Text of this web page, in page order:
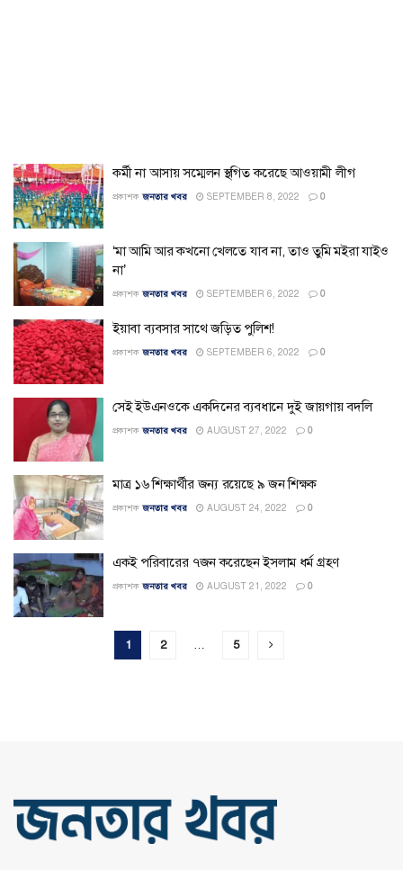
কর্মী না আসায় সম্মেলন স্থগিত করেছে আওয়ামী লীগ
প্রকাশক জনতার খবর SEPTEMBER 8, 2022 0
‘মা আমি আর কখনো খেলতে যাব না, তাও তুমি মইরা যাইও
না’
প্রকাশক জনতার খবর SEPTEMBER 6, 2022 0
ইয়াবা ব্যবসার সাথে জড়িত পুলিশ!
প্রকাশক জনতার খবর SEPTEMBER 6, 2022 0
সেই ইউএনওকে একদিনের ব্যবধানে দুই জায়গায় বদলি
প্রকাশক জনতার খবর AUGUST 27, 2022 0
মাত্র ১৬ শিক্ষার্থীর জন্য রয়েছে ৯ জন শিক্ষক
প্রকাশক জনতার খবর AUGUST 24, 2022 0
একই পরিবারের ৭জন করেছেন ইসলাম ধর্ম গ্রহণ
প্রকাশক জনতার খবর AUGUST 21, 2022 0
1 2 … 5